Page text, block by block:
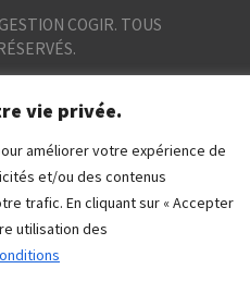
vie privée.
améliorer votre expérience de
et/ou des contenus
trafic. En cliquant sur « Accepter
utilisation des
COGIR. TOUS
PROMOTION